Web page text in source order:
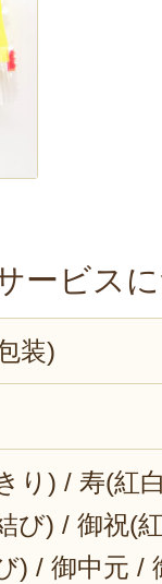
ービス
装)
り) / 寿(紅
び) / 御祝(
) / 御中元 /